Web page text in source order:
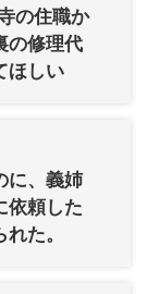
の住職か
の修理代
ほしい
に、義姉
依頼した
た。